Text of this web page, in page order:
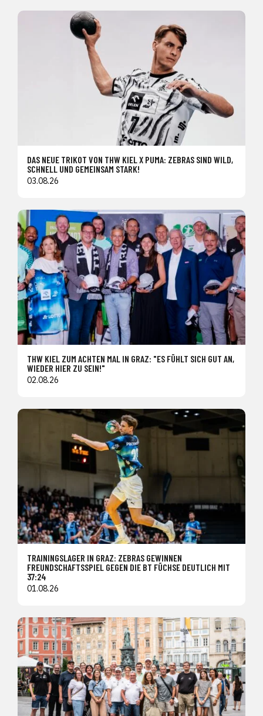
DAS NEUE TRIKOT VON THW KIEL X PUMA: ZEBRAS SIND WILD,
SCHNELL UND GEMEINSAM STARK!
03.08.26
THW KIEL ZUM ACHTEN MAL IN GRAZ: "ES FÜHLT SICH GUT AN,
WIEDER HIER ZU SEIN!"
02.08.26
TRAININGSLAGER IN GRAZ: ZEBRAS GEWINNEN
FREUNDSCHAFTSSPIEL GEGEN DIE BT FÜCHSE DEUTLICH MIT
37:24
01.08.26